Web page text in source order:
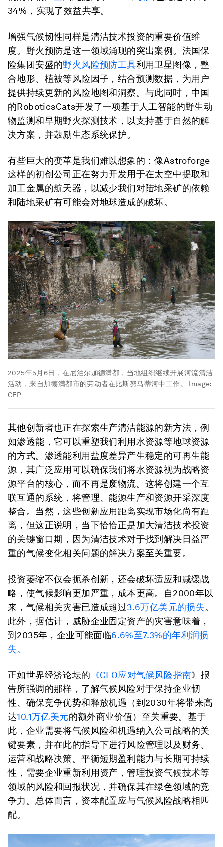
34%，实现了效益共享。
增强气候韧性同样是清洁技术投资的重要价值维
度。野火预防是这一领域涌现的突出案例。法国保
险集团安盛的野火风险预防工具利用卫星图像，整
合地形、植被等风险因子，结合预测数据，为用户
提供持续更新的风险地图和洞察。与此同时，中国
的RoboticsCats开发了一项基于人工智能的野生动
物监测和早期野火探测技术，以支持基于自然的解
决方案，并鼓励生态系统保护。
有些巨大的变革是我们难以想象的：像Astroforge
这样的初创公司正在努力开发用于在太空中提取和
加工金属的航天器，以减少我们对陆地采矿的依赖
和陆地采矿有可能会对地球造成的破坏。
2025年5月6日，在尼泊尔加德满都，当地组织继续开展河流清洁
活动，来自加德满都市的劳动者在比斯努马蒂河中工作。
Image:
CFP
其他创新者也正在探索生产清洁能源的新方法，例
如渗透能，它可以重塑我们利用水资源等地球资源
的方式。渗透能利用盐度差异产生稳定的可再生能
源，其广泛应用可以确保我们将水资源视为战略资
源平台的核心，而不再是废物流。这将创建一个互
联互通的系统，将管理、能源生产和资源开采深度
整合。当然，这些创新应用距离实现市场化尚有距
离，但这正说明，当下恰恰正是加大清洁技术投资
的关键窗口期，因为清洁技术对于找到解决日益严
重的气候变化相关问题的解决方案至关重要。
投资萎缩不仅会扼杀创新，还会破坏适应和减缓战
略，使气候影响更加严重，成本更高。自2000年以
来，气候相关灾害已造成超过3.6万亿美元的损失。
此外，据估计，威胁企业固定资产的灾害意味着，
到2035年，企业可能面临6.6%至7.3%的年利润损
失。
正如世界经济论坛的 《CEO应对气候风险指南》报
告所强调的那样，了解气候风险对于保持企业韧
性、确保竞争优势和释放机遇（到2030年将带来高
达10.1万亿美元的额外商业价值）至关重要。基于
此，企业需要将气候风险和机遇纳入公司战略的关
键要素，并在此的指导下进行风险管理以及财务、
运营和战略决策。平衡短期盈利能力与长期可持续
性，需要企业重新利用资产，管理投资气候技术等
领域的风险和回报状况，并确保其在绿色领域的竞
争力。总体而言，资本配置应与气候风险战略相匹
配。